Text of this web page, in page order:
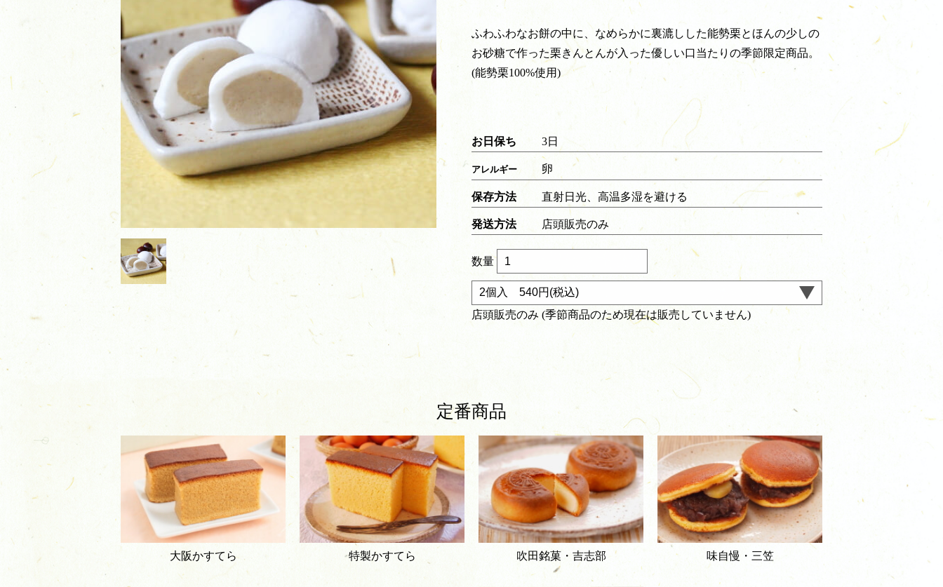
ふわふわなお餅の中に、なめらかに裏漉しした能勢栗とほんの少しの
お砂糖で作った栗きんとんが入った優しい口当たりの季節限定商品。
(能勢栗100%使用)
お日保ち 3日
アレルギー 卵
保存方法 直射日光、高温多湿を避ける
発送方法 店頭販売のみ
数量
店頭販売のみ (季節商品のため現在は販売していません)
定番商品
大阪かすてら 特製かすてら 吹田銘菓・吉志部 味自慢・三笠